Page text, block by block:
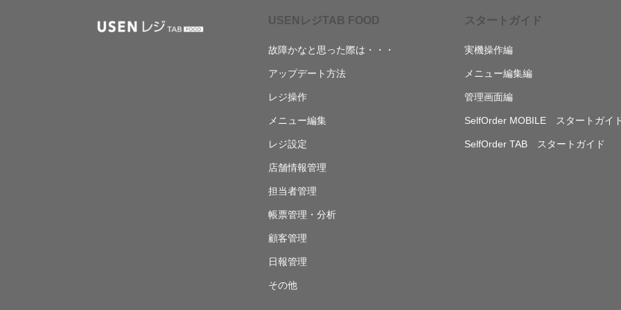
USENレジTAB FOOD
故障かなと思った際は・・・
アップデート方法
レジ操作
メニュー編集
レジ設定
店舗情報管理
担当者管理
帳票管理・分析
顧客管理
日報管理
その他
スタートガイド
実機操作編
メニュー編集編
管理画面編
SelfOrder MOBILE スタートガイ
SelfOrder TAB スタートガイド